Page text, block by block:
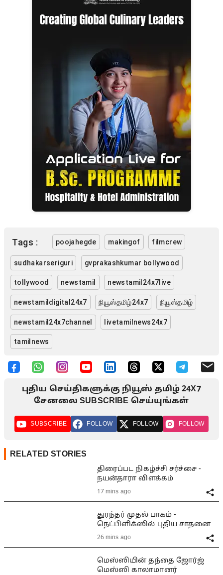
Tags : poojahegde makingof filmcrew
sudhakarseriguri gvprakashkumar bollywood
tollywood newstamil newstamil24x7live
newstamildigital24x7 நியூஸ்தமிழ்24x7 நியூஸ்தமிழ்
newstamil24x7channel livetamilnews24x7
tamilnews
புதிய செய்திகளுக்கு நியூஸ் தமிழ் 24X7
சேனலை SUBSCRIBE செய்யுங்கள்
SUBSCRIBE FOLLOW FOLLOW FOLLOW
RELATED STORIES
திரைப்பட நிகழ்ச்சி சர்ச்சை -
நயன்தாரா விளக்கம்
17 mins ago
துரந்தர் முதல் பாகம் -
நெட்பிளிக்ஸில் புதிய சாதனை
26 mins ago
மெஸ்ஸியின் தந்தை ஜோர்ஜ்
மெஸ்ஸி காலாமானர்